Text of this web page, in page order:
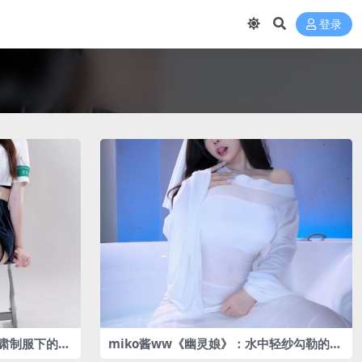
登录
制服下的俏
miko酱ww《幽灵娘》：水中轻纱勾勒的迷